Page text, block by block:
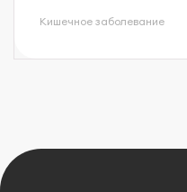
Кишечное заболевание